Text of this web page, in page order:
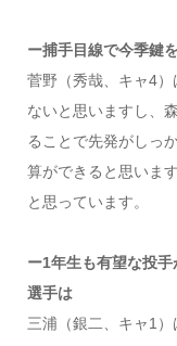
ー捕手目線で今季鍵
菅野（秀哉、キャ4
ないと思いますし、
ることで先発がしっ
算ができると思いま
と思っています。
ー1年生も有望な投
選手は
三浦（銀二、キャ1